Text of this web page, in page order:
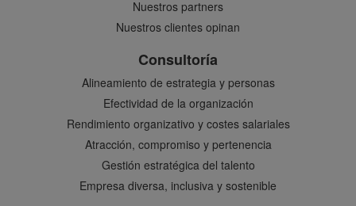
Nuestros partners
Nuestros clientes opinan
Consultoría
Alineamiento de estrategia y personas
Efectividad de la organización
Rendimiento organizativo y costes salariales
Atracción, compromiso y pertenencia
Gestión estratégica del talento
Empresa diversa, inclusiva y sostenible